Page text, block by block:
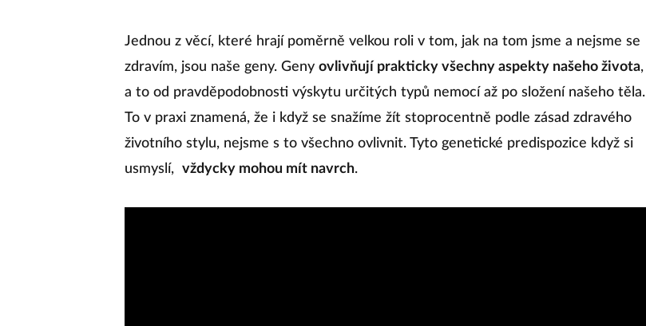
Jednou z věcí, které hrají poměrně velkou roli v tom, jak na tom jsme a nejsme se
zdravím, jsou naše geny. Geny ovlivňují prakticky všechny aspekty našeho života,
a to od pravděpodobnosti výskytu určitých typů nemocí až po složení našeho těla.
To v praxi znamená, že i když se snažíme žít stoprocentně podle zásad zdravého
životního stylu, nejsme s to všechno ovlivnit. Tyto genetické predispozice když si
usmyslí, vždycky mohou mít navrch.